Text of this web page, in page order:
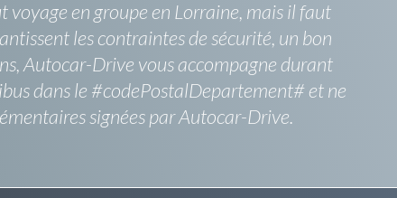
en groupe en Lorraine, mais il faut
les contraintes de sécurité, un bon
Autocar-Drive vous accompagne durant
dans le #codePostalDepartement# et ne
signées par Autocar-Drive.